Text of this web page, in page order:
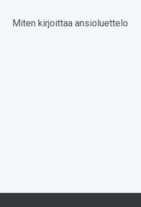
Miten kirjoittaa ansioluettelo